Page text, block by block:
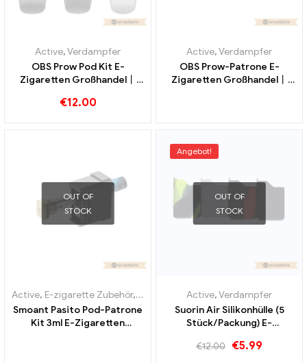
Active,Verdampfer
OBS Prow Pod Kit E-
Zigaretten Großhandel丨
€12.00
Active,Verdampfer
OBS Prow-Patrone E-
Zigaretten Großhandel丨
OUT OF
STOCK
Active, E-zigarette Zubehör, Verdampfer
Smoant Pasito Pod-Patrone
Kit 3ml E-Zigaretten
Angebot!
OUT OF
STOCK
Active,Verdampfer
Suorin Air Silikonhülle (5
Stück/Packung) E-
Custom
€12.00 €5.99